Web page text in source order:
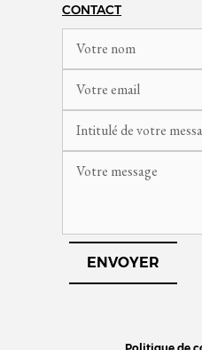
CONTACT